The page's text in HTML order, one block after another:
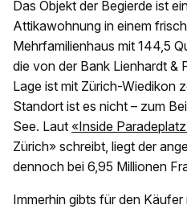
Das Objekt der Begierde ist
Attikawohnung in einem
Mehrfamilienhaus mit 144,5
die von der Bank Lienhardt &
Lage ist mit Zürich-Wiedikon
Standort ist es nicht – zum
See. Laut «Inside
Zürich» schreibt, liegt der
dennoch bei 6,95 Millionen
Immerhin gibts für den